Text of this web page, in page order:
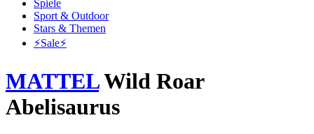
Spiele
Sport & Outdoor
Stars & Themen
⚡️Sale⚡️
MATTELWild Roar
Abelisaurus